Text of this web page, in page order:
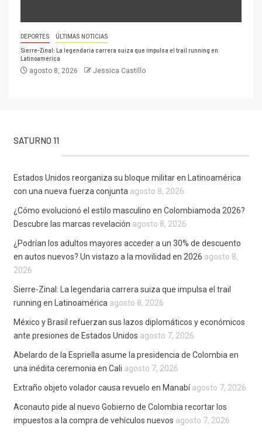
DEPORTES ÚLTIMAS NOTICIAS
Sierre-Zinal: La legendaria carrera suiza que impulsa el trail running en
Latinoamérica
agosto 8, 2026 Jessica Castillo
SATURNO 11
Estados Unidos reorganiza su bloque militar en Latinoamérica
con una nueva fuerza conjunta agosto 8, 2026
¿Cómo evolucionó el estilo masculino en Colombiamoda 2026?
Descubre las marcas revelación agosto 8, 2026
¿Podrían los adultos mayores acceder a un 30% de descuento
en autos nuevos? Un vistazo a la movilidad en 2026 agosto 8,
2026
Sierre-Zinal: La legendaria carrera suiza que impulsa el trail
running en Latinoamérica agosto 8, 2026
México y Brasil refuerzan sus lazos diplomáticos y económicos
ante presiones de Estados Unidos agosto 7, 2026
Abelardo de la Espriella asume la presidencia de Colombia en
una inédita ceremonia en Cali agosto 7, 2026
Extraño objeto volador causa revuelo en Manabí agosto 7, 2026
Aconauto pide al nuevo Gobierno de Colombia recortar los
impuestos a la compra de vehículos nuevos agosto 7, 2026